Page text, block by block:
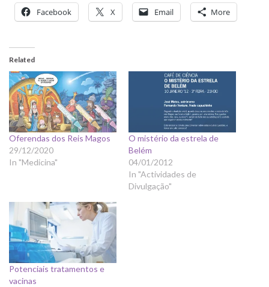
Facebook X Email More
Related
Oferendas dos Reis Magos
29/12/2020
In "Medicina"
O mistério da estrela de
Belém
04/01/2012
In "Actividades de
Divulgação"
Potenciais tratamentos e
vacinas